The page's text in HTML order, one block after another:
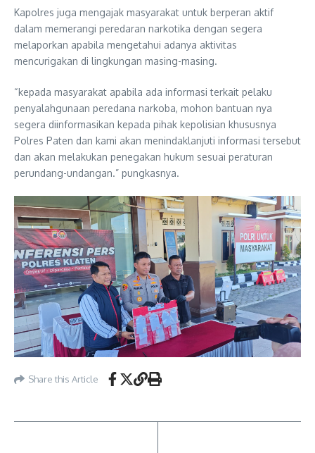
Kapolres juga mengajak masyarakat untuk berperan aktif
dalam memerangi peredaran narkotika dengan segera
melaporkan apabila mengetahui adanya aktivitas
mencurigakan di lingkungan masing-masing.
“kepada masyarakat apabila ada informasi terkait pelaku
penyalahgunaan peredana narkoba, mohon bantuan nya
segera diinformasikan kepada pihak kepolisian khususnya
Polres Paten dan kami akan menindaklanjuti informasi tersebut
dan akan melakukan penegakan hukum sesuai peraturan
perundang-undangan.” pungkasnya.
Share this Article